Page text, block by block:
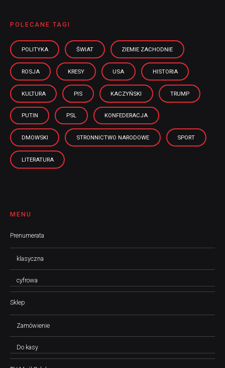
POLECANE TAGI
POLITYKA ŚWIAT ZIEMIE ZACHODNIE
ROSJA KRESY USA HISTORIA
KULTURA PIS KACZYŃSKI TRUMP
PUTIN PSL KONFEDERACJA
DMOWSKI STRONNICTWO NARODOWE SPORT
LITERATURA
MENU
Prenumerata
klasyczna
cyfrowa
Sklep
Zamówienie
Do kasy